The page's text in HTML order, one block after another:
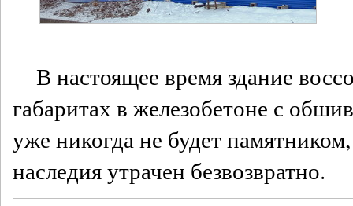
В настоящее время здание
габаритах в железобетоне с
уже никогда не будет
наследия утрачен безвозвратно.